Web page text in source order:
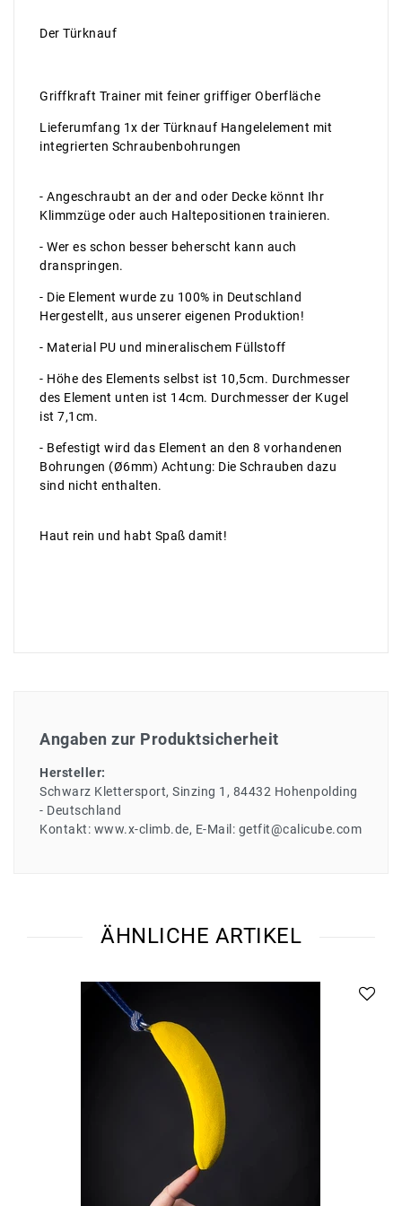
Der Türknauf
Griffkraft Trainer mit feiner griffiger Oberfläche
Lieferumfang 1x der Türknauf Hangelelement mit
integrierten Schraubenbohrungen
- Angeschraubt an der and oder Decke könnt Ihr
Klimmzüge oder auch Haltepositionen trainieren.
- Wer es schon besser beherscht kann auch
dranspringen.
- Die Element wurde zu 100% in Deutschland
Hergestellt, aus unserer eigenen Produktion!
- Material PU und mineralischem Füllstoff
- Höhe des Elements selbst ist 10,5cm. Durchmesser
des Element unten ist 14cm. Durchmesser der Kugel
ist 7,1cm.
- Befestigt wird das Element an den 8 vorhandenen
Bohrungen (Ø6mm) Achtung: Die Schrauben dazu
sind nicht enthalten.
Haut rein und habt Spaß damit!
Angaben zur Produktsicherheit
Hersteller:
Schwarz Klettersport Sinzing 1 84432 Hohenpolding
Deutschland
Kontakt: www.x-climb.de E-Mail: getfit@calicube.com
ÄHNLICHE ARTIKEL